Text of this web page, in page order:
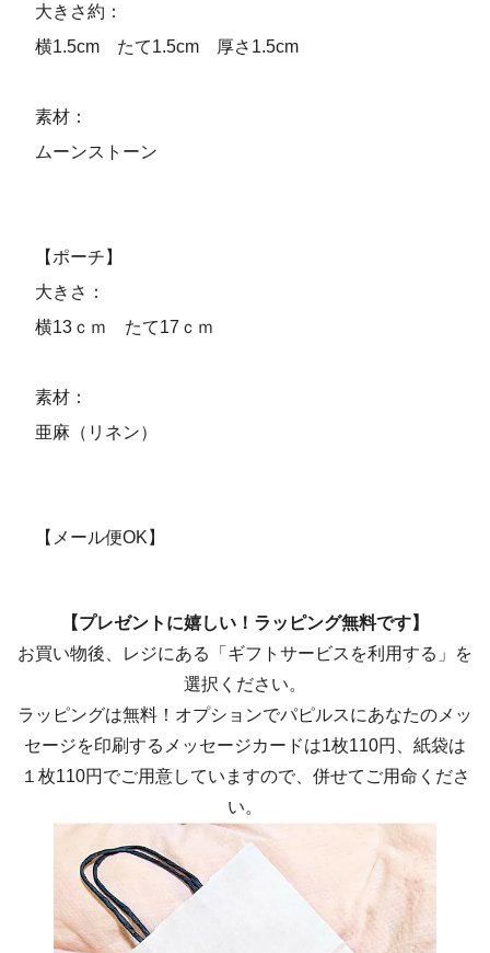
大きさ約：
横1.5cm たて1.5cm 厚さ1.5cm
素材：
ムーンストーン
【ポーチ】
大きさ：
横13ｃｍ たて17ｃｍ
素材：
亜麻（リネン）
【メール便OK】
【プレゼントに嬉しい！ラッピング無料です】
お買い物後、レジにある「ギフトサービスを利用する」を
選択ください。
ラッピングは無料！オプションでパピルスにあなたのメッ
セージを印刷するメッセージカードは1枚110円、紙袋は
１枚110円でご用意していますので、併せてご用命くださ
い。